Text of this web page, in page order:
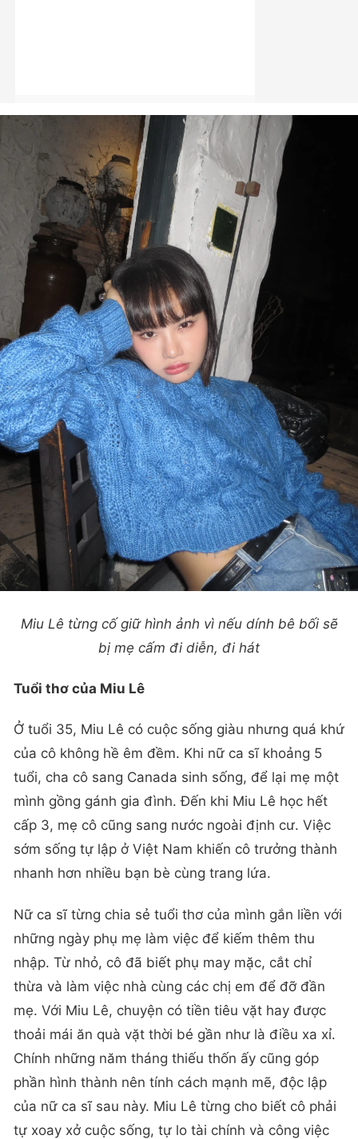
Miu Lê từng cố giữ hình ảnh vì nếu dính bê bối sẽ
bị mẹ cấm đi diễn, đi hát
Tuổi thơ của Miu Lê
Ở tuổi 35, Miu Lê có cuộc sống giàu nhưng quá khứ
của cô không hề êm đềm. Khi nữ ca sĩ khoảng 5
tuổi, cha cô sang Canada sinh sống, để lại mẹ một
mình gồng gánh gia đình. Đến khi Miu Lê học hết
cấp 3, mẹ cô cũng sang nước ngoài định cư. Việc
sớm sống tự lập ở Việt Nam khiến cô trưởng thành
nhanh hơn nhiều bạn bè cùng trang lứa.
Nữ ca sĩ từng chia sẻ tuổi thơ của mình gắn liền với
những ngày phụ mẹ làm việc để kiếm thêm thu
nhập. Từ nhỏ, cô đã biết phụ may mặc, cắt chỉ
thừa và làm việc nhà cùng các chị em để đỡ đần
mẹ. Với Miu Lê, chuyện có tiền tiêu vặt hay được
thoải mái ăn quà vặt thời bé gần như là điều xa xỉ.
Chính những năm tháng thiếu thốn ấy cũng góp
phần hình thành nên tính cách mạnh mẽ, độc lập
của nữ ca sĩ sau này. Miu Lê từng cho biết cô phải
tự xoay xở cuộc sống, tự lo tài chính và công việc